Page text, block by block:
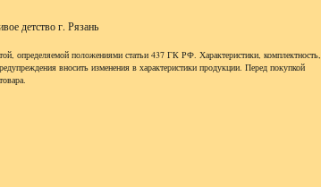
детство г. Рязань
определяемой положениями статьи 437 ГК РФ. Характеристики, комплектность,
вносить изменения в характеристики продукции. Перед покупкой